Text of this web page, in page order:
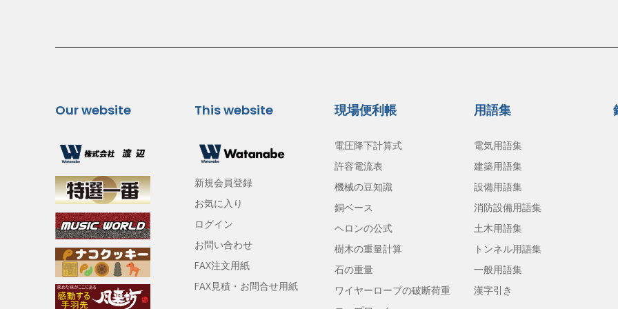
Our website This website
新規会員登録
お気に入り
ログイン
お問い合わせ
FAX注文用紙
FAX見積・お問合せ用紙
現場便利帳
電圧降下計算式
許容電流表
機械の豆知識
銅ベース
ヘロンの公式
樹木の重量計算
石の重量
ワイヤーロープの破断荷重
用語集
電気用語集
建築用語集
設備用語集
消防設備用語集
土木用語集
トンネル用語集
一般用語集
漢字引き